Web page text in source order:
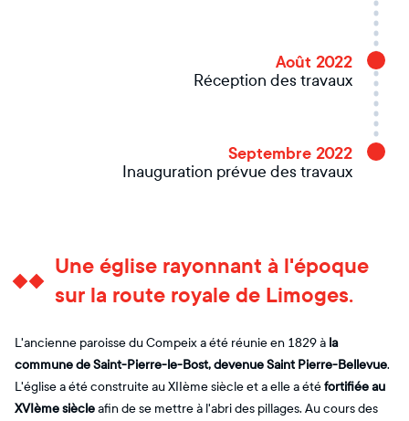
Août 2022
Réception des travaux
Septembre 2022
Inauguration prévue des travaux
Une église rayonnant à l'époque
sur la route royale de Limoges.
L'ancienne paroisse du Compeix a été réunie en 1829 à la
commune de Saint-Pierre-le-Bost, devenue Saint Pierre-Bellevue.
L'église a été construite au XIIème siècle et a elle a étéfortifiée au
XVIème siècleafin de se mettre à l'abri des pillages. Au cours des